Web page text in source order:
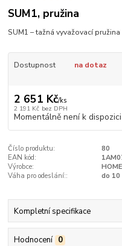
SUM1, pružina
SUM1 – tažná vyvažovací
Dostupnost na dotaz
2 651 Kč/ks
2 191 Kč bez DPH
Momentálně není k dispozici
Číslo produktu:
80
EAN kód:
Výrobce:
Váha pro odeslání::
do 10
Kompletní specifikace
Hodnocení 0